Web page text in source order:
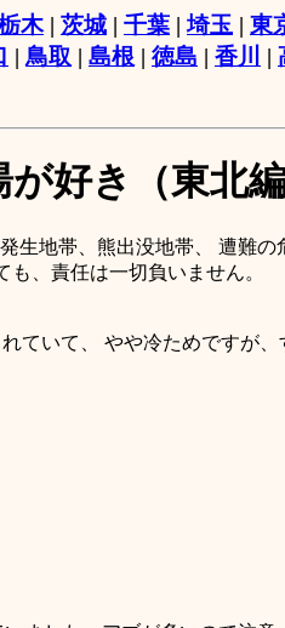
木| 茨城 | 千葉 |埼玉 | 東
| 鳥取 | 島根 | 徳島 | 香川 |
好き（東北編
生地帯、熊出没地帯、 遭難の
も、責任は一切負いません。
ていて、 やや冷ためですが